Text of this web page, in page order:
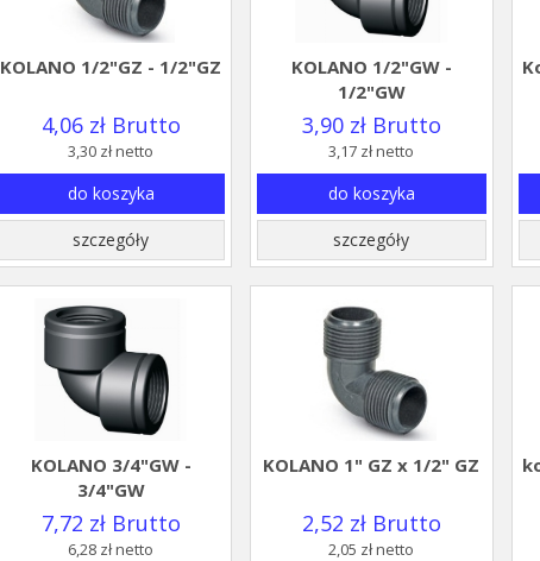
KOLANO 1/2"GZ - 1/2"GZ
4,06 zł Brutto
3,30 zł netto
do koszyka
szczegóły
KOLANO 1/2"GW -
1/2"GW
3,90 zł Brutto
3,17 zł netto
do koszyka
szczegóły
KOLANO 3/4"GW -
3/4"GW
7,72 zł Brutto
6,28 zł netto
KOLANO 1" GZ x 1/2" GZ
2,52 zł Brutto
2,05 zł netto